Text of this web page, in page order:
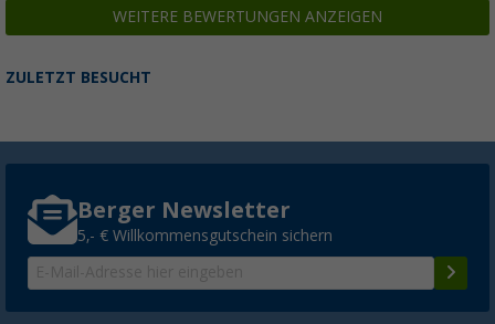
WEITERE BEWERTUNGEN ANZEIGEN
ZULETZT BESUCHT
Berger Newsletter
5,- € Willkommensgutschein sichern